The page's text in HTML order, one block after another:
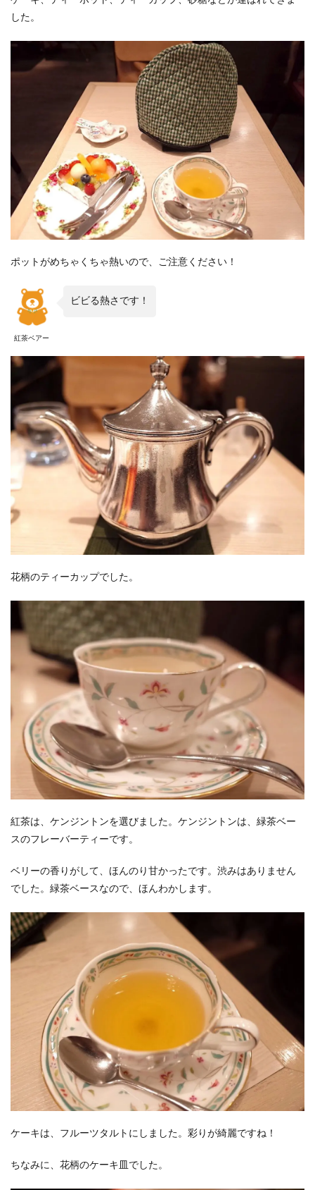
した。
ポットがめちゃくちゃ熱いので、ご注意ください！
紅茶ベアー
ビビる熱さです！
花柄のティーカップでした。
紅茶は、ケンジントンを選びました。ケンジントンは、緑茶ベー
スのフレーバーティーです。
ベリーの香りがして、ほんのり甘かったです。渋みはありません
でした。緑茶ベースなので、ほんわかします。
ケーキは、フルーツタルトにしました。彩りが綺麗ですね！
ちなみに、花柄のケーキ皿でした。